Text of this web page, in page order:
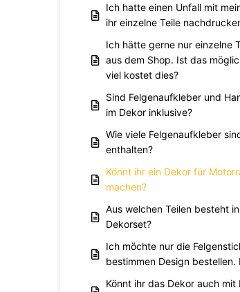
Ich hatte einen Unfall mit
ihr einzelne Teile
Ich hätte gerne nur einzelne
aus dem Shop. Ist das
viel kostet dies?
Sind Felgenaufkleber und
im Dekor inklusive?
Wie viele Felgenaufkleber
enthalten?
Könnt ihr ein Dekor für
machen?
Aus welchen Teilen besteht
Dekorset?
Ich möchte nur die
bestimmen Design bestellen.
Könnt ihr das Dekor auch